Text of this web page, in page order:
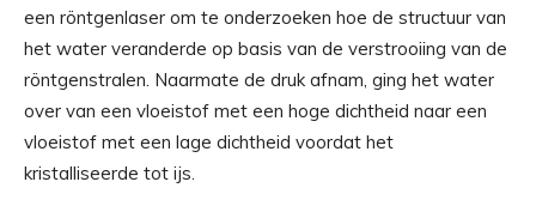
een röntgenlaser om te onderzoeken hoe de structuur van
het water veranderde op basis van de verstrooiing van de
röntgenstralen. Naarmate de druk afnam, ging het water
over van een vloeistof met een hoge dichtheid naar een
vloeistof met een lage dichtheid voordat het
kristalliseerde tot ijs.